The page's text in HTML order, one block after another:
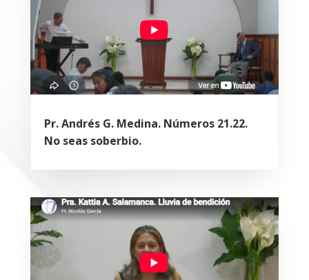
Pr. Andrés G. Medina. Números 21.22.
No seas soberbio.